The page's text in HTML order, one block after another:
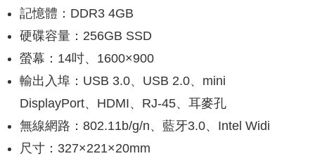
記憶體：DDR3 4GB
硬碟容量：256GB SSD
螢幕：14吋、1600×900
輸出入埠：USB 3.0、USB 2.0、mini
DisplayPort、HDMI、RJ-45、耳麥孔
無線網路：802.11b/g/n、藍牙3.0、Intel Widi
尺寸：327×221×20mm